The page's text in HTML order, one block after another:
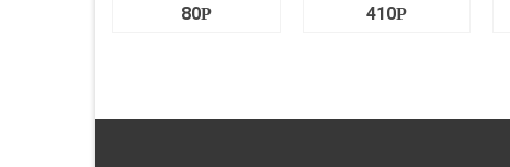
80Р 410Р